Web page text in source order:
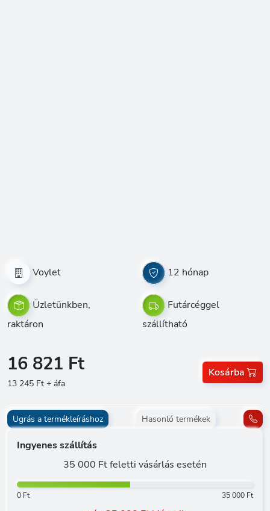
Voylet 12 hónap
Üzletünkben,
raktáron
Futárcéggel
szállítható
16 821 Ft
13 245 Ft + áfa
Kosárba
Ugrás a termékleíráshoz Hasonló termékek
Ingyenes szállítás
35 000 Ft feletti vásárlás esetén
0 Ft 35 000 Ft